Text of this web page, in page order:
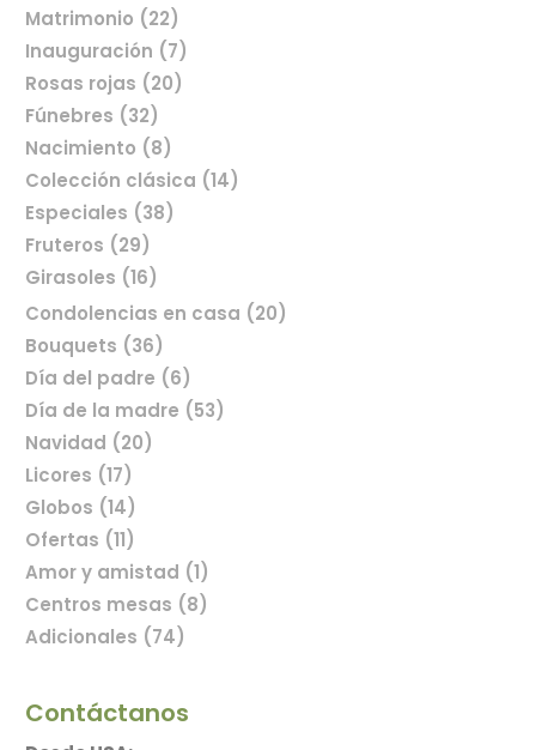
Matrimonio (22)
Inauguración (7)
Rosas rojas (20)
Fúnebres (32)
Nacimiento (8)
Colección clásica (14)
Especiales (38)
Fruteros (29)
Girasoles (16)
Comprar flores en línea
Condolencias en casa (20)
Bouquets (36)
Día del padre (6)
Día de la madre (53)
Navidad (20)
Licores (17)
Globos (14)
Ofertas (11)
Amor y amistad (1)
Centros mesas (8)
Adicionales (74)
Contáctanos